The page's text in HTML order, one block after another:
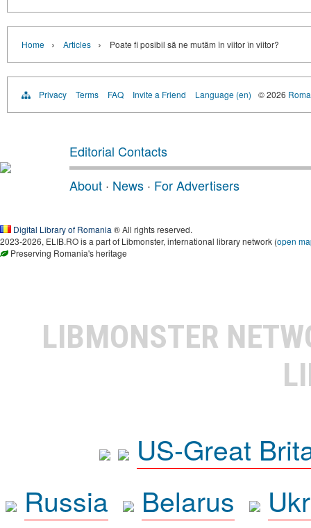
Home › Articles › Poate fi posibil să ne mutăm în viitor în viitor?
Privacy Terms FAQ Invite a Friend Language (en) © 2026
Editorial Contacts
About · News · For Advertisers
Digital Library of Romania ® All rights reserved.
2023-2026, ELIB.RO is a part of Libmonster, international library network (open
Preserving Romania's heritage
LIBMONSTER
US-Great
Russia
Belarus